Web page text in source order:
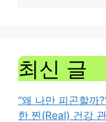
최신 글
“왜 나만 피곤할까
한 찐(Real) 건강